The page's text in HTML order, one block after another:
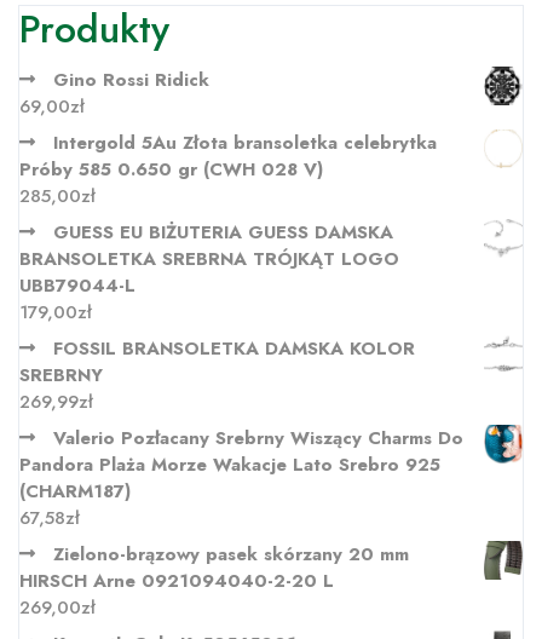
Produkty
Gino Rossi Ridick
69,00zł
Intergold 5Au Złota bransoletka celebrytka
Próby 585 0.650 gr (CWH 028 V)
285,00zł
GUESS EU BIŻUTERIA GUESS DAMSKA
BRANSOLETKA SREBRNA TRÓJKĄT LOGO
UBB79044-L
179,00zł
FOSSIL BRANSOLETKA DAMSKA KOLOR
SREBRNY
269,99zł
Valerio Pozłacany Srebrny Wiszący Charms Do
Pandora Plaża Morze Wakacje Lato Srebro 925
(CHARM187)
67,58zł
Zielono-brązowy pasek skórzany 20 mm
HIRSCH Arne 0921094040-2-20 L
269,00zł